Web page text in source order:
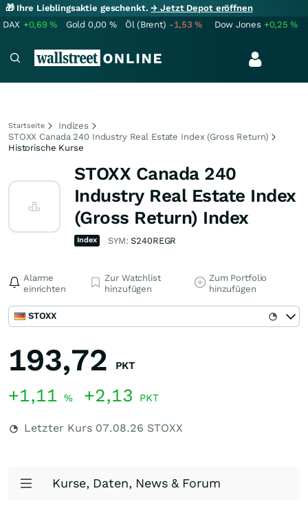
🎁 Ihre Lieblingsaktie geschenkt.→ Jetzt Depot eröffnen
DAX +0,69% Gold 0,00 % Öl (Brent) -1,53% Dow Jones +0,25%
Startseite
Indizes
STOXX Canada 240 Industry Real Estate Index (Gross Return)
Historische Kurse
STOXX Canada 240
Industry Real Estate Index
(Gross Return) Index
Index SYM:S240REGR
Alarme
einrichten
Zur Watchlist
hinzufügen
Zum Portfolio
hinzufügen
STOXX
193,72 PKT
+1,11 % +2,13 PKT
Letzter Kurs 07.08.26 STOXX
Kurse, Daten, News & Forum